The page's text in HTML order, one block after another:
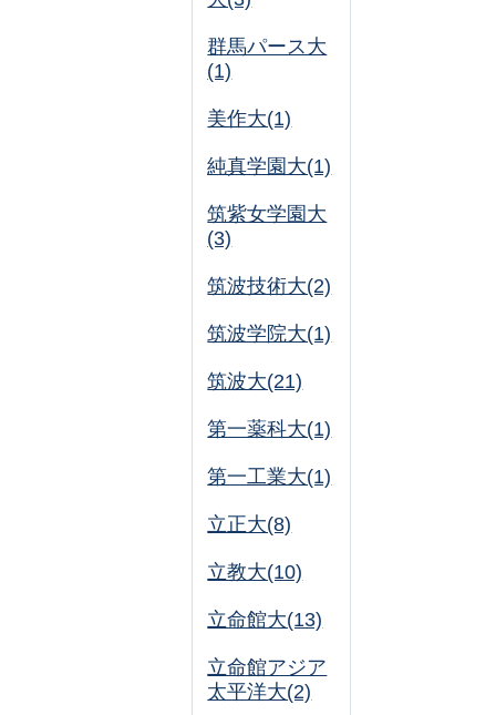
群馬パース大
(1)
美作大(1)
純真学園大(1)
筑紫女学園大
(3)
筑波技術大(2)
筑波学院大(1)
筑波大(21)
第一薬科大(1)
第一工業大(1)
立正大(8)
立教大(10)
立命館大(13)
立命館アジア
太平洋大(2)